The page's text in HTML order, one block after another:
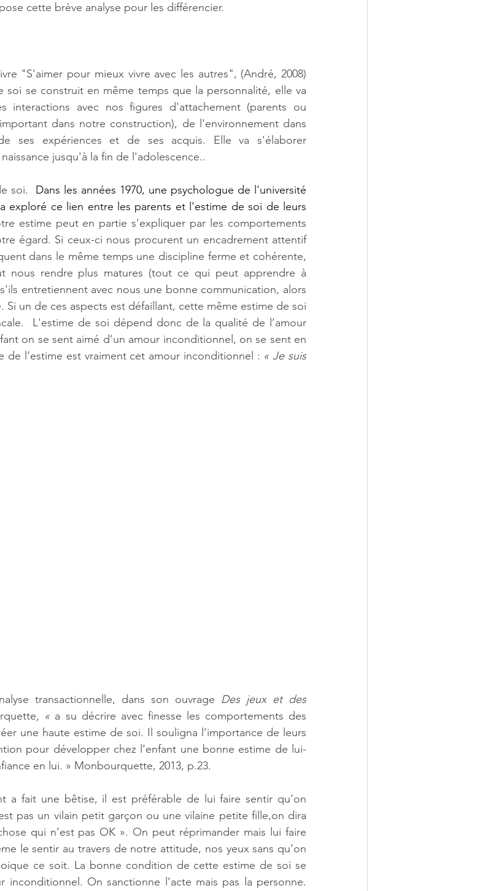
cette brève analyse pour les différencier.
"S'aimer pour mieux vivre avec les autres", (André, 2008)
se construit en même temps que la personnalité, elle va
interactions avec nos figures d'attachement (parents ou
dans notre construction), de l'environnement dans
ses expériences et de ses acquis. Elle va s'élaborer
jusqu'à la fin de l'adolescence..
soi.
  Dans les années 1970, une psychologue de l'université
exploré ce lien entre les parents et l'estime de soi de leurs
estime peut en partie s'expliquer par les comportements
égard. Si ceux-ci nous procurent un encadrement attentif
dans le même temps une discipline ferme et cohérente,
nous rendre plus matures (tout ce qui peut apprendre à
entretiennent avec nous une bonne communication, alors
Si un de ces aspects est défaillant, cette même estime de soi
L'estime de soi dépend donc de la qualité de l’amour
on se sent aimé d’un amour inconditionnel, on se sent en
de l’estime est vraiment cet amour inconditionnel : « Je suis
transactionnelle, dans son ouvrage Des jeux et des
, « a su décrire avec finesse les comportements des
une haute estime de soi. Il souligna l’importance de leurs
pour développer chez l’enfant une bonne estime de lui-
en lui. » Monbourquette, 2013, p.23.
a fait une bêtise, il est préférable de lui faire sentir qu’on
pas un vilain petit garçon ou une vilaine petite fille,on dira
qui n’est pas OK ». On peut réprimander mais lui faire
le sentir au travers de notre attitude, nos yeux sans qu’on
ce soit. La bonne condition de cette estime de soi se
inconditionnel. On sanctionne l’acte mais pas la personne.